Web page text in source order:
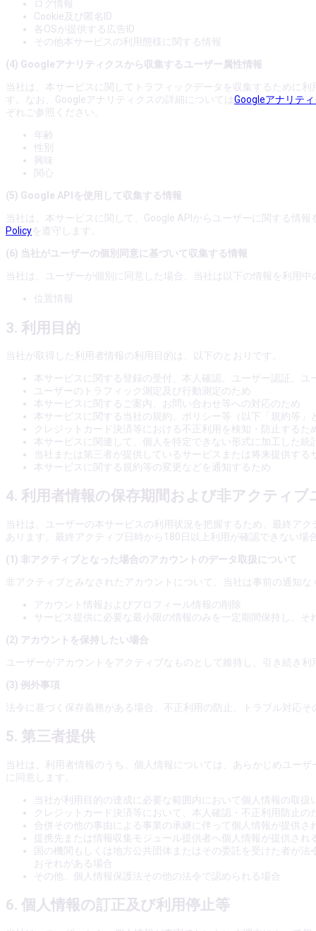
ログ情報
Cookie及び匿名ID
各OSが提供する広告ID
その他本サービスの利用態様に関する情報
(4) Googleアナリティクスから収集するユーザー属性情報
当社は、本サービスに関してトラフィックデータを収集するために
す。なお、Googleアナリティクスの詳細についてはGoogleアナリテ
ぞれご参照ください。
年齢
性別
興味
関心
(5) Google APIを使用して収集する情報
当社は、本サービスに関して、Google APIからユーザーに関する情
Policyを遵守します。
(6) 当社がユーザーの個別同意に基づいて収集する情報
当社は、ユーザーが個別に同意した場合、当社は以下の情報を利用
位置情報
3. 利用目的
当社が取得した利用者情報の利用目的は、以下のとおりです。
本サービスに関する登録の受付、本人確認、ユーザー認証、
ユーザーのトラフィック測定及び行動測定のため
本サービスに関するご案内、お問い合わせ等への対応のため
本サービスに関する当社の規約、ポリシー等（以下「規約等
クレジットカード決済等における不正利用を検知・防止するた
本サービスに関連して、個人を特定できない形式に加工した統
当社または第三者が提供しているサービスまたは将来提供す
本サービスに関する規約等の変更などを通知するため
4. 利用者情報の保存期間および非アクティブ
当社は、ユーザーの本サービスの利用状況を把握するため、最終ア
あります。最終アクティブ日時から180日以上利用が確認できない
(1) 非アクティブとなった場合のアカウントのデータ取扱について
非アクティブとみなされたアカウントについて、当社は事前の通知
アカウント情報およびプロフィール情報の削除
サービス提供に必要な最小限の情報のみを一定期間保持し、そ
(2) アカウントを保持したい場合
ユーザーがアカウントをアクティブなものとして維持し、引き続き
(3) 例外事項
法令に基づく保存義務がある場合、不正利用の防止、トラブル対応
5. 第三者提供
当社は、利用者情報のうち、個人情報については、あらかじめユー
に同意します。
当社が利用目的の達成に必要な範囲内において個人情報の取
クレジットカード決済等において、本人確認・不正利用防止
合併その他の事由による事業の承継に伴って個人情報が提供さ
提携先または情報収集モジュール提供者へ個人情報が提供され
国の機関もしくは地方公共団体またはその委託を受けた者が
おそれがある場合
その他、個人情報保護法その他の法令で認められる場合
6. 個人情報の訂正及び利用停止等